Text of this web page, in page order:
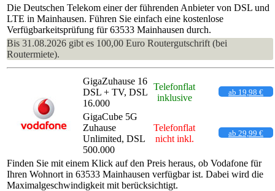
Die Deutschen Telekom einer der führenden Anbieter von DSL und
LTE in Mainhausen. Führen Sie einfach eine kostenlose
Verfügbarkeitsprüfung für 63533 Mainhausen durch.
Bis 31.08.2026 gibt es 100,00 Euro Routergutschrift (bei
Routermiete).
GigaZuhause 16
DSL + TV, DSL
16.000
Telefonflat
inklusive
ab 19,98 €
GigaCube 5G
Zuhause
Unlimited, DSL
500.000
Telefonflat
nicht inkl.
ab 29,99 €
Finden Sie mit einem Klick auf den Preis heraus, ob Vodafone für
Ihren Wohnort in 63533 Mainhausen verfügbar ist. Dabei wird die
Maximalgeschwindigkeit mit berücksichtigt.